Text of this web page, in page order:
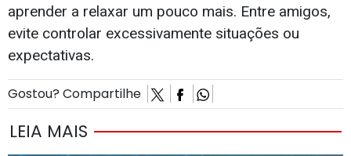
aprender a relaxar um pouco mais. Entre amigos,
evite controlar excessivamente situações ou
expectativas.
Gostou? Compartilhe
LEIA MAIS